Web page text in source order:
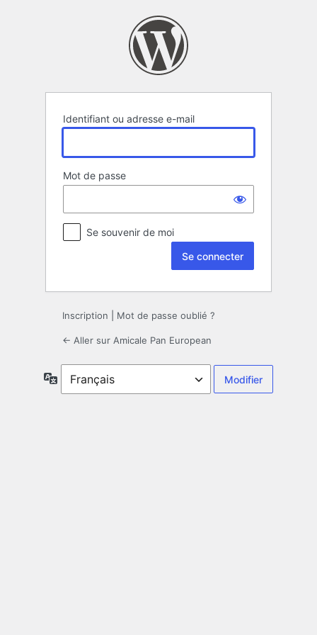
Identifiant ou adresse e-mail
Mot de passe
Se souvenir de moi
Inscription Mot de passe oublié ?
← Aller sur Amicale Pan European
Langue